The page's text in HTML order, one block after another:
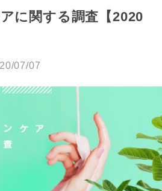
に関する調査【2020
07/07